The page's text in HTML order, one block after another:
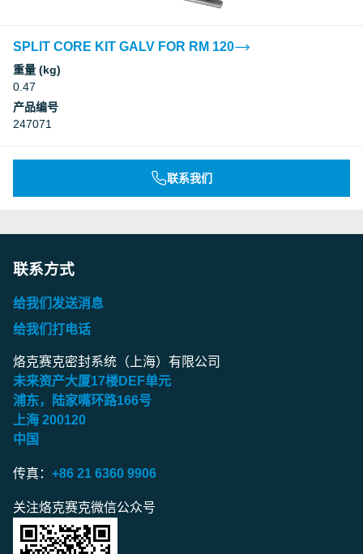
SPLIT CORE KIT GALV FOR RM 120
重量 (kg)
0.47
产品编号
247071
联系我们
联系方式
给我们发送消息
给我们打电话
烙克赛克密封系统（上海）有限公司
未来资产大厦17楼DEF单元
浦东，陆家嘴环路166号
上海 200120
中国
传真： +86 21 6360 9906
关注烙克赛克微信公众号